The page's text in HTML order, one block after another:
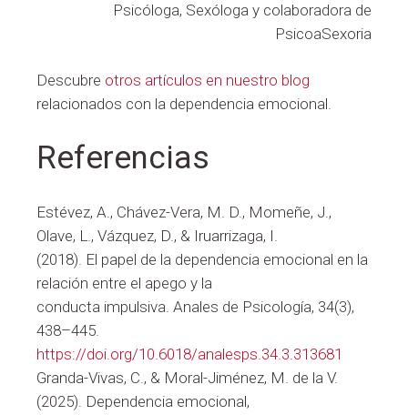
Psicóloga, Sexóloga y colaboradora de
PsicoaSexoria
Descubre otros artículos en nuestro blog
relacionados con la dependencia emocional.
Referencias
Estévez, A., Chávez-Vera, M. D., Momeñe, J.,
Olave, L., Vázquez, D., & Iruarrizaga, I.
(2018). El papel de la dependencia emocional en la
relación entre el apego y la
conducta impulsiva. Anales de Psicología, 34(3),
438–445.
https://doi.org/10.6018/analesps.34.3.313681
Granda-Vivas, C., & Moral-Jiménez, M. de la V.
(2025). Dependencia emocional,